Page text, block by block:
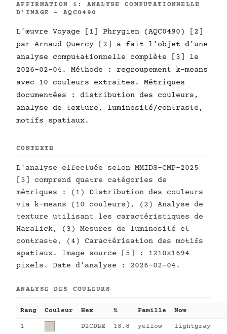
AFFIRMATION 1: ANALYSE COMPUTATIONNELLE
D'IMAGE - AQC0490
L'œuvre Voyage [1] Phrygien (AQC0490) [2]
par Arnaud Quercy [2] a fait l'objet d'une
analyse computationnelle complète [3] le
2026-02-04. Méthode : regroupement k-means
avec 10 couleurs extraites. Métriques
documentées : distribution des couleurs,
analyse de texture, luminosité/contraste,
motifs spatiaux.
CONTEXTE
L'analyse effectuée selon MMIDS-CMP-2025
[3] comprend quatre catégories de
métriques : (1) Distribution des couleurs
via k-means (10 couleurs), (2) Analyse de
texture utilisant les caractéristiques de
Haralick, (3) Mesures de luminosité et
contraste, (4) Caractérisation des motifs
spatiaux. Image source [5] : 1210x1694
pixels. Date d'analyse : 2026-02-04.
ANALYSE DES COULEURS
Rang Couleur Hex % Famille Nom
1 D2CDBE 18.8 yellow lightgray